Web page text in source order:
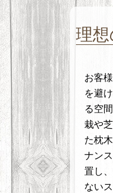
理
お客
を避
る空
栽や
た枕
ナン
置し
ない